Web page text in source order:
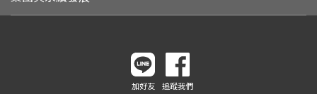
加好友 追蹤我們